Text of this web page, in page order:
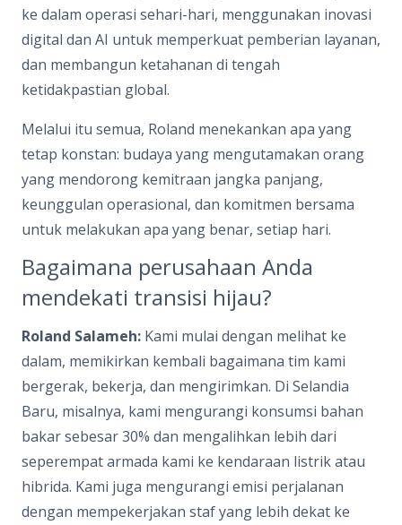
ke dalam operasi sehari-hari, menggunakan inovasi
digital dan AI untuk memperkuat pemberian layanan,
dan membangun ketahanan di tengah
ketidakpastian global.
Melalui itu semua, Roland menekankan apa yang
tetap konstan: budaya yang mengutamakan orang
yang mendorong kemitraan jangka panjang,
keunggulan operasional, dan komitmen bersama
untuk melakukan apa yang benar, setiap hari.
Bagaimana perusahaan Anda
mendekati transisi hijau?
Roland Salameh: Kami mulai dengan melihat ke
dalam, memikirkan kembali bagaimana tim kami
bergerak, bekerja, dan mengirimkan. Di Selandia
Baru, misalnya, kami mengurangi konsumsi bahan
bakar sebesar 30% dan mengalihkan lebih dari
seperempat armada kami ke kendaraan listrik atau
hibrida. Kami juga mengurangi emisi perjalanan
dengan mempekerjakan staf yang lebih dekat ke